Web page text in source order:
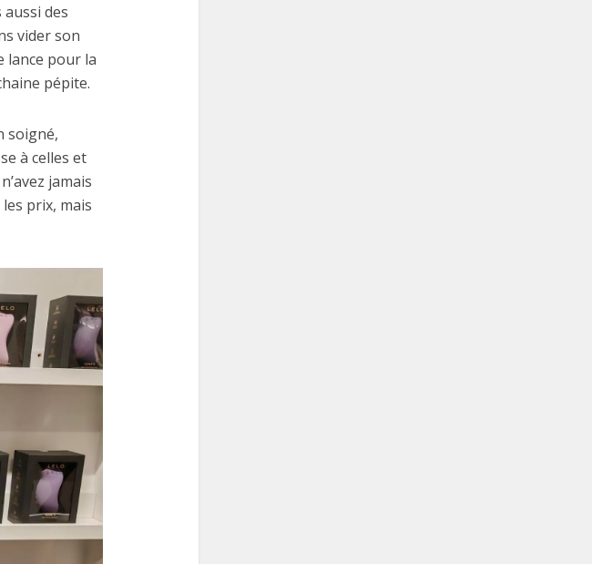
des
vider son
lance pour la
pépite.
soigné,
à celles et
jamais
prix, mais